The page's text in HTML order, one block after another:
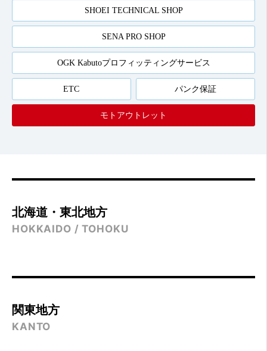
SHOEI TECHNICAL SHOP
SENA PRO SHOP
OGK Kabutoプロフィッティングサービス
ETC パンク保証
モトアウトレット
北海道・東北地方
HOKKAIDO / TOHOKU
関東地方
KANTO